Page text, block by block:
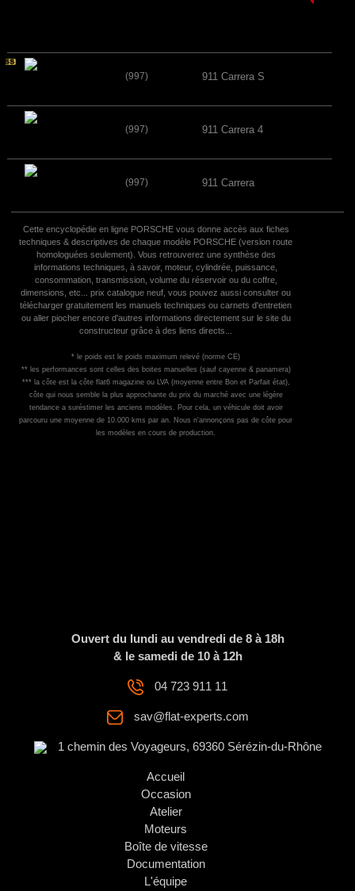
(997) 911 Carrera S
(997) 911 Carrera 4
(997) 911 Carrera
Cette encyclopédie en ligne PORSCHE vous donne accès aux fiches
techniques & descriptives de chaque modèle PORSCHE (version route
homologuées seulement). Vous retrouverez une synthèse des
informations techniques, à savoir, moteur, cylindrée, puissance,
consommation, transmission, volume du réservoir ou du coffre,
dimensions, etc... prix catalogue neuf, vous pouvez aussi consulter ou
télécharger gratuitement les manuels techniques ou carnets d'entretien
ou aller piocher encore d'autres informations directement sur le site du
constructeur grâce à des liens directs...
* le poids est le poids maximum relevé (norme CE)
** les performances sont celles des boites manuelles (sauf cayenne & panamera)
*** la côte est la côte flat6 magazine ou LVA (moyenne entre Bon et Parfait état),
côte qui nous semble la plus approchante du prix du marché avec une légère
tendance a suréstimer les anciens modèles. Pour cela, un véhicule doit avoir
parcouru une moyenne de 10.000 kms par an. Nous n'annonçons pas de côte pour
les modèles en cours de production.
Ouvert du lundi au vendredi de 8 à 18h
& le samedi de 10 à 12h
04 723 911 11
sav@flat-experts.com
1 chemin des Voyageurs, 69360 Sérézin-du-Rhône
Accueil
Occasion
Atelier
Moteurs
Boîte de vitesse
Documentation
L'équipe